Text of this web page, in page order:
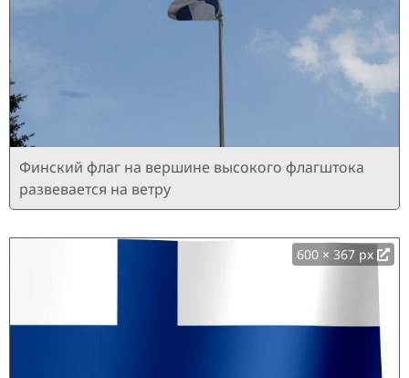
Финский флаг на вершине высокого флагштока
развевается на ветру
600 × 367 px